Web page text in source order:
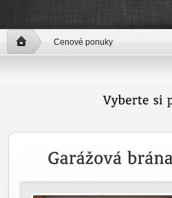
Cenové ponuky